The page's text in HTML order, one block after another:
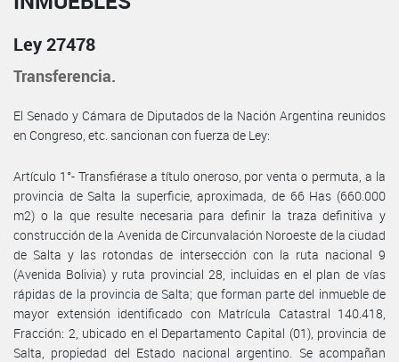
Ley 27478
Transferencia.
El Senado y Cámara de Diputados de la Nación Argentina reunidos
en Congreso, etc. sancionan con fuerza de Ley:
Artículo 1°- Transfiérase a título oneroso, por venta o permuta, a la
provincia de Salta la superficie, aproximada, de 66 Has (660.000
m2) o la que resulte necesaria para definir la traza definitiva y
construcción de la Avenida de Circunvalación Noroeste de la ciudad
de Salta y las rotondas de intersección con la ruta nacional 9
(Avenida Bolivia) y ruta provincial 28, incluidas en el plan de vías
rápidas de la provincia de Salta; que forman parte del inmueble de
mayor extensión identificado con Matrícula Catastral 140.418,
Fracción: 2, ubicado en el Departamento Capital (01), provincia de
Salta, propiedad del Estado nacional argentino. Se acompañan